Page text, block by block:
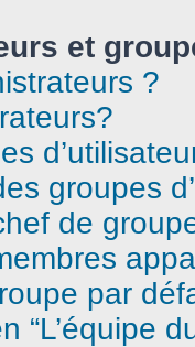
et
?
groupes
de
par
“L’équipe